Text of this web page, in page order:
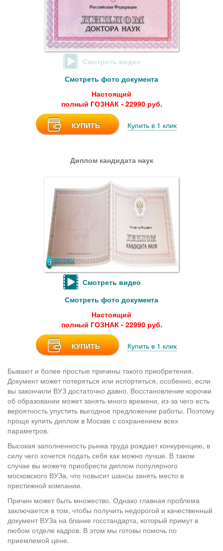
Смотреть видео
Смотреть фото документа
Настоящий
полный ГОЗНАК - 22990 руб.
КУПИТЬ Купить в 1 клик
Диплом кандидата наук
Смотреть видео
Смотреть фото документа
Настоящий
полный ГОЗНАК - 22990 руб.
КУПИТЬ Купить в 1 клик
Бывают и более простые причины такого приобретения.
Документ может потеряться или испортиться, особенно, если
вы закончили ВУЗ достаточно давно. Восстановление корочки
об образовании может занять много времени, из-за чего есть
вероятность упустить выгодное предложение работы. Поэтому
проще купить диплом в Москве с сохранением всех
параметров.
Высокая заполненность рынка труда рождает конкуренцию, в
силу чего хочется подать себя как можно лучше. В таком
случае вы можете приобрести диплом популярного
московского ВУЗа, что повысит шансы занять место в
престижной компании.
Причин может быть множество. Однако главная проблема
заключается в том, чтобы получить недорогой и качественный
документ ВУЗа на бланке госстандарта, который примут в
любом отделе кадров. В этом мы готовы помочь по
приемлемой цене.